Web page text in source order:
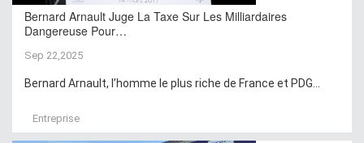
Bernard Arnault Juge La Taxe Sur Les Milliardaires
Dangereuse Pour…
Sep 22,2025
Bernard Arnault, l’homme le plus riche de France et PDG...
Entreprise